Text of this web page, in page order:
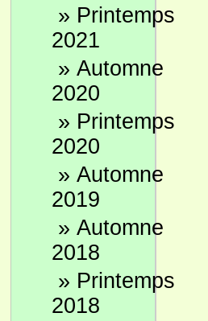
» Printemps
2021
» Automne
2020
» Printemps
2020
» Automne
2019
» Automne
2018
» Printemps
2018